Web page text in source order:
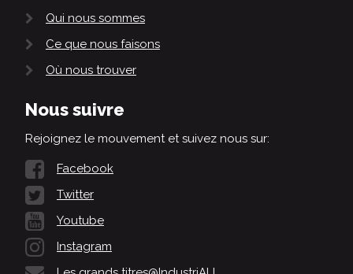
Qui nous sommes
Ce que nous faisons
Où nous trouver
Nous suivre
Rejoignez le mouvement et suivez nous sur:
Facebook
Twitter
Youtube
Instagram